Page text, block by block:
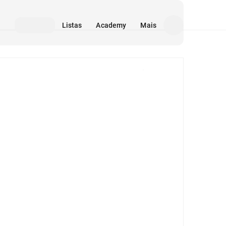
Listas Academy Mais